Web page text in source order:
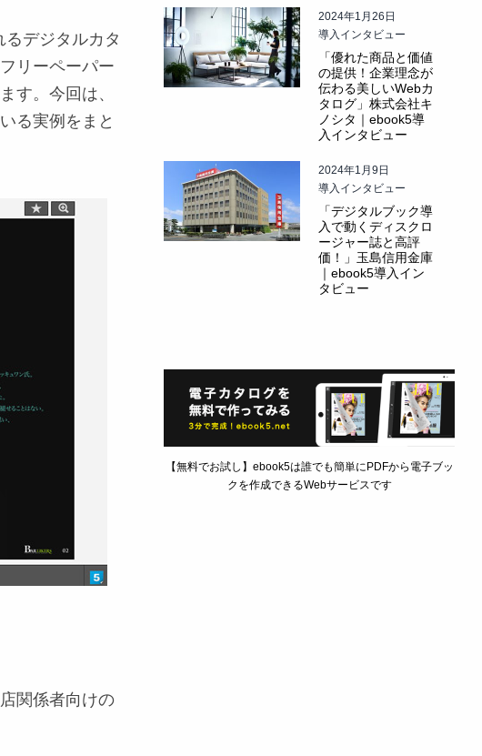
デジタルカタ
リーペーパー
す。今回は、
る実例をまと
関係者向けの
2024年1月26日
導入インタビュー
「優れた商品と価値
の提供！企業理念が
伝わる美しいWebカ
タログ」株式会社キ
ノシタ｜ebook5導
入インタビュー
2024年1月9日
導入インタビュー
「デジタルブック導
入で動くディスクロ
ージャー誌と高評
価！」玉島信用金庫
｜ebook5導入イン
タビュー
【無料でお試し】ebook5は誰でも簡単にPDFから電子ブッ
クを作成できるWebサービスです